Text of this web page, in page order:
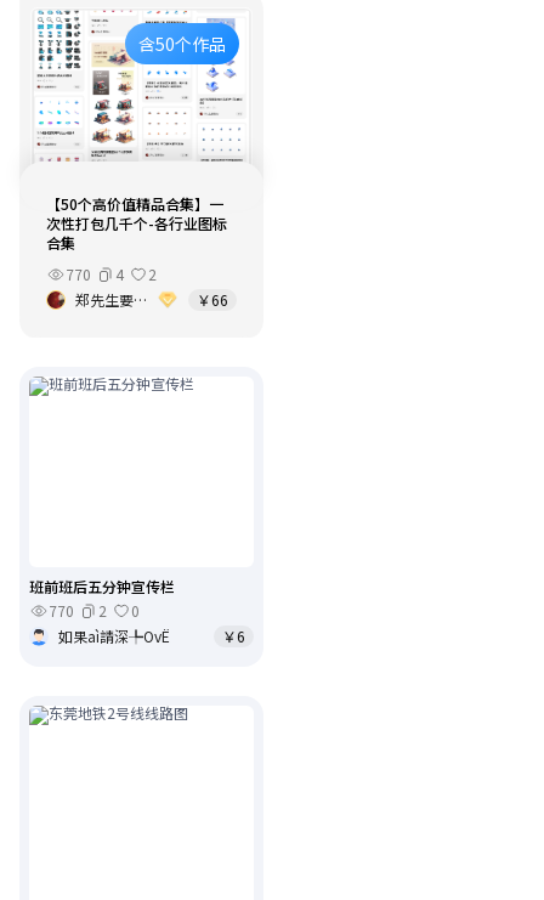
含50个作品
【50个高价值精品合集】一
次性打包几千个-各行业图标
合集
770
4
2
郑先生要努力
￥66
班前班后五分钟宣传栏
770
2
0
如果aì請深╄OvЁ
￥6